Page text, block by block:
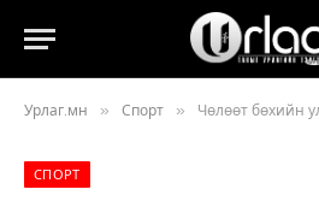
Урлаг.мн » Спорт » Чөлөөт бөхийн
СПОРТ